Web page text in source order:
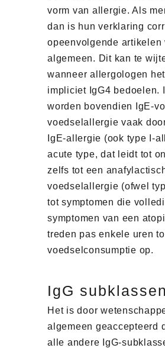
vorm van allergie. Als
dan is hun verklaring
opeenvolgende artikelen
algemeen. Dit kan te
wanneer allergologen
impliciet IgG4 bedoelen.
worden bovendien IgE-
voedselallergie vaak
IgE-allergie (ook type I-
acute type, dat leidt tot
zelfs tot een
voedselallergie (ofwel
tot symptomen die
symptomen van een
treden pas enkele uren
voedselconsumptie op.
IgG subklassen
Het is door
algemeen geaccepteerd
alle andere IgG-